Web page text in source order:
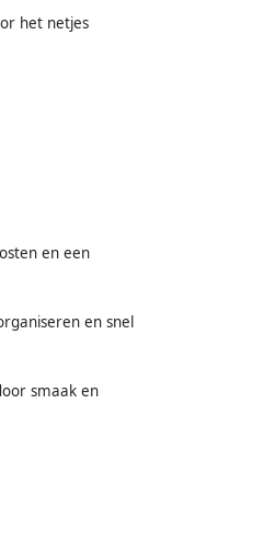
het netjes
en een
en snel
smaak en